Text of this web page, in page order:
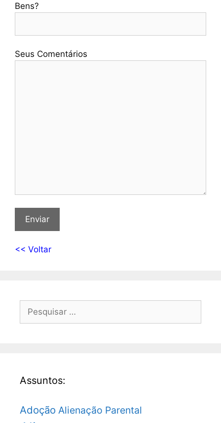
Bens?
Seus Comentários
<< Voltar
Assuntos:
Adoção Alienação Parental